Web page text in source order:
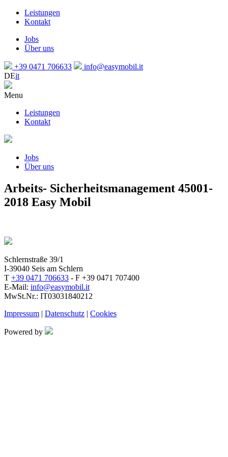
Leistungen
Kontakt
Jobs
Über uns
+39 0471 706633
info@easymobil.it
DEit
Menu
Leistungen
Kontakt
Jobs
Über uns
Arbeits- Sicherheitsmanagement 45001-
2018 Easy Mobil
Schlernstraße 39/1
I-39040 Seis am Schlern
T +39 0471 706633 - F +39 0471 707400
E-Mail: info@easymobil.it
MwSt.Nr.: IT03031840212
Impressum | Datenschutz | Cookies
Powered by